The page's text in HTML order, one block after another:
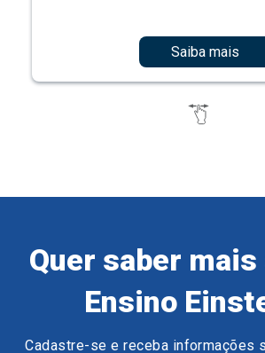
Saiba mais
Quer saber
Ensino
Cadastre-se e receba informações